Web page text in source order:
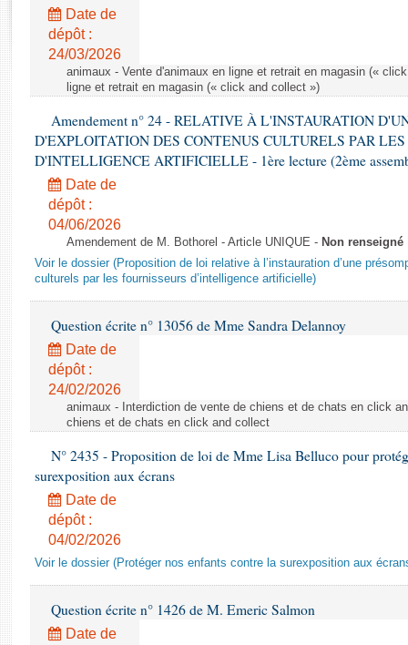
Rapports législatifs
Rapports sur l'application des lois
Baromètre de l’application des lois
Dossiers législatifs
Budget et sécurité sociale
Questions écrites et orales
Comptes rendus des débats
Date de
dépôt :
24/03/2026
animaux - Vente d'animaux en ligne et retrait en magasin («
ligne et retrait en magasin (« click and collect »)
Amendement n° 24 - RELATIVE À L'INSTAURATION
D'EXPLOITATION DES CONTENUS CULTURELS PAR LES
D'INTELLIGENCE ARTIFICIELLE - 1ère lecture (2ème
Date de
dépôt :
04/06/2026
Amendement de M. Bothorel - Article UNIQUE - Non renseigné
Voir le dossier (Proposition de loi relative à l’instauration d’une
culturels par les fournisseurs d’intelligence artificielle)
Question écrite n° 13056 de Mme Sandra Delannoy
Date de
dépôt :
24/02/2026
animaux - Interdiction de vente de chiens et de chats en click
chiens et de chats en click and collect
N° 2435 - Proposition de loi de Mme Lisa Belluco pour
surexposition aux écrans
Date de
dépôt :
04/02/2026
Voir le dossier (Protéger nos enfants contre la surexposition aux
Question écrite n° 1426 de M. Emeric Salmon
Date de